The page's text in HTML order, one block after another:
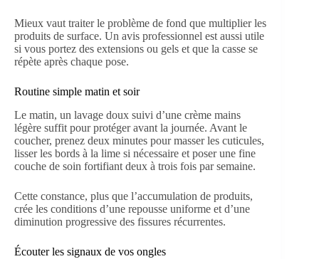
Mieux vaut traiter le problème de fond que multiplier les
produits de surface. Un avis professionnel est aussi utile
si vous portez des extensions ou gels et que la casse se
répète après chaque pose.
Routine simple matin et soir
Le matin, un lavage doux suivi d’une crème mains
légère suffit pour protéger avant la journée. Avant le
coucher, prenez deux minutes pour masser les cuticules,
lisser les bords à la lime si nécessaire et poser une fine
couche de soin fortifiant deux à trois fois par semaine.
Cette constance, plus que l’accumulation de produits,
crée les conditions d’une repousse uniforme et d’une
diminution progressive des fissures récurrentes.
Écouter les signaux de vos ongles